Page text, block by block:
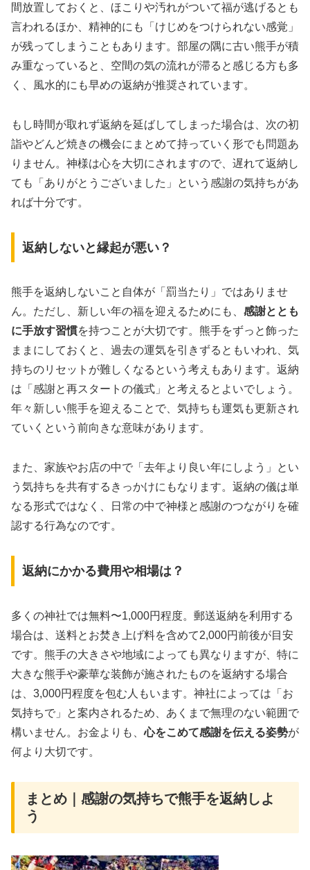
間放置しておくと、ほこりや汚れがついて福が逃げるとも
言われるほか、精神的にも「けじめをつけられない感覚」
が残ってしまうこともあります。部屋の隅に古い熊手が積
み重なっていると、空間の気の流れが滞ると感じる方も多
く、風水的にも早めの返納が推奨されています。
もし時間が取れず返納を延ばしてしまった場合は、次の初
詣やどんど焼きの機会にまとめて持っていく形でも問題あ
りません。神様は心を大切にされますので、遅れて返納し
ても「ありがとうございました」という感謝の気持ちがあ
れば十分です。
返納しないと縁起が悪い？
熊手を返納しないこと自体が「罰当たり」ではありませ
ん。ただし、新しい年の福を迎えるためにも、 感謝ととも
に手放す習慣を持つことが大切です。熊手をずっと飾った
ままにしておくと、過去の運気を引きずるともいわれ、気
持ちのリセットが難しくなるという考えもあります。返納
は「感謝と再スタートの儀式」と考えるとよいでしょう。
年々新しい熊手を迎えることで、気持ちも運気も更新され
ていくという前向きな意味があります。
また、家族やお店の中で「去年より良い年にしよう」とい
う気持ちを共有するきっかけにもなります。返納の儀は単
なる形式ではなく、日常の中で神様と感謝のつながりを確
認する行為なのです。
返納にかかる費用や相場は？
多くの神社では無料〜1,000円程度。郵送返納を利用する
場合は、送料とお焚き上げ料を含めて2,000円前後が目安
です。熊手の大きさや地域によっても異なりますが、特に
大きな熊手や豪華な装飾が施されたものを返納する場合
は、3,000円程度を包む人もいます。神社によっては「お
気持ちで」と案内されるため、あくまで無理のない範囲で
構いません。お金よりも、心をこめて感謝を伝える姿勢が
何より大切です。
まとめ｜感謝の気持ちで熊手を返納しよ
う